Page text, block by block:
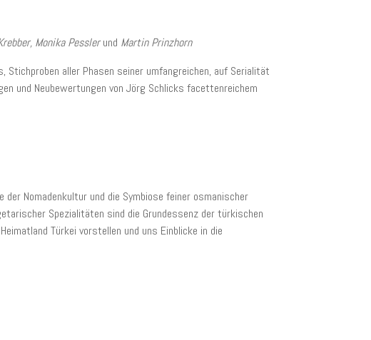
Monika Pesslerund Martin Prinzhorn
aller Phasen seiner umfangreichen, auf Serialität
und Neubewertungen von Jörg Schlicks facettenreichem
Nomadenkultur und die Symbiose feiner osmanischer
Spezialitäten sind die Grundessenz der türkischen
Türkei vorstellen und uns Einblicke in die